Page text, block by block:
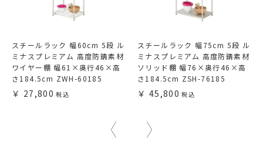
スチールラック 幅60cm 5段 ル
ミナスプレミアム 高度防錆素材
ワイヤー棚 幅61×奥行46×高
さ184.5cm ZWH-60185
27,800
スチールラック 幅75cm 5段 ル
ミナスプレミアム 高度防錆素材
ソリッド棚 幅76×奥行46×高
さ184.5cm ZSH-76185
45,800